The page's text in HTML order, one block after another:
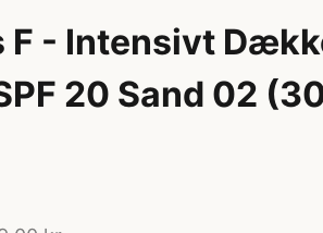
F - Intensivt
20 Sand 02